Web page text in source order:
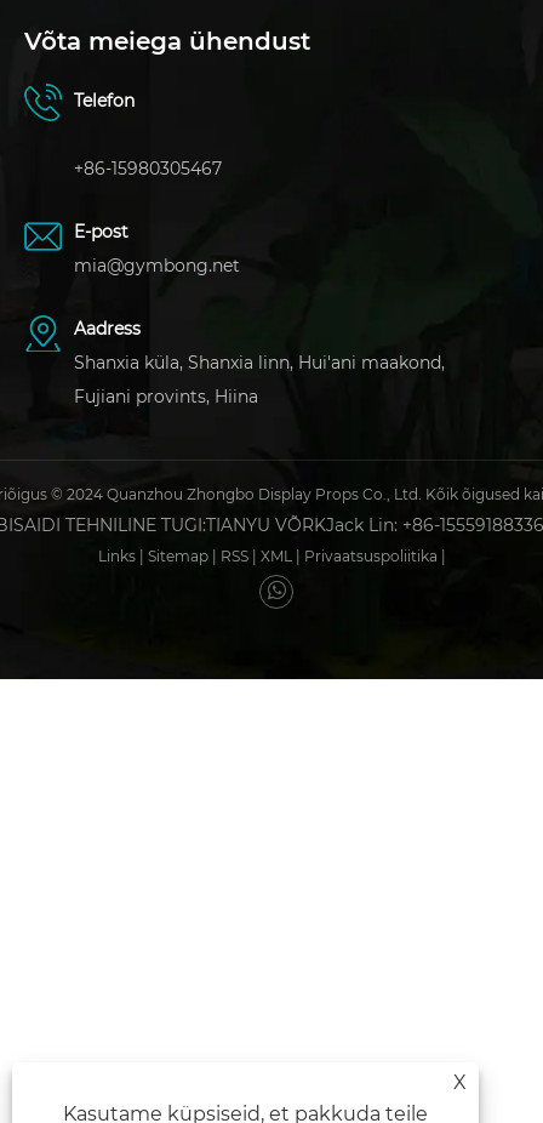
Võta meiega ühendust
Telefon
+86-15980305467
E-post
mia@gymbong.net
Aadress
Shanxia küla, Shanxia linn, Hui'ani maakond,
Fujiani provints, Hiina
© 2024 Quanzhou Zhongbo Display Props Co., Ltd. Kõik õigused
TEHNILINE TUGI:TIANYU VÕRKJack Lin: +86-15559188336
Links Sitemap RSS XML Privaatsuspoliitika
X
Kasutame küpsiseid, et pakkuda teile